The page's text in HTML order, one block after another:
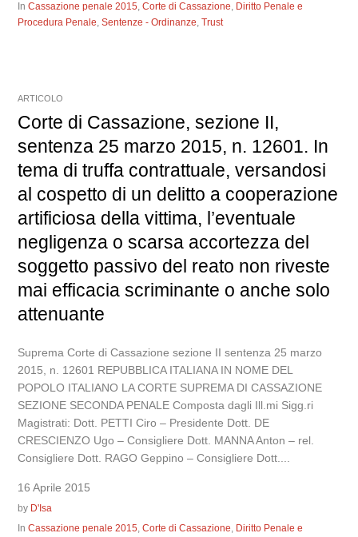
InCassazione penale 2015,Corte di Cassazione, Diritto Penale e
Procedura Penale,Sentenze - Ordinanze,Trust
ARTICOLO
Corte di Cassazione, sezione II,
sentenza 25 marzo 2015, n. 12601. In
tema di truffa contrattuale, versandosi
al cospetto di un delitto a cooperazione
artificiosa della vittima, l’eventuale
negligenza o scarsa accortezza del
soggetto passivo del reato non riveste
mai efficacia scriminante o anche solo
attenuante
Suprema Corte di Cassazione sezione II sentenza 25 marzo
2015, n. 12601 REPUBBLICA ITALIANA IN NOME DEL
POPOLO ITALIANO LA CORTE SUPREMA DI CASSAZIONE
SEZIONE SECONDA PENALE Composta dagli Ill.mi Sigg.ri
Magistrati: Dott. PETTI Ciro – Presidente Dott. DE
CRESCIENZO Ugo – Consigliere Dott. MANNA Anton – rel.
Consigliere Dott. RAGO Geppino – Consigliere Dott....
16 Aprile 2015
by D'Isa
InCassazione penale 2015,Corte di Cassazione, Diritto Penale e